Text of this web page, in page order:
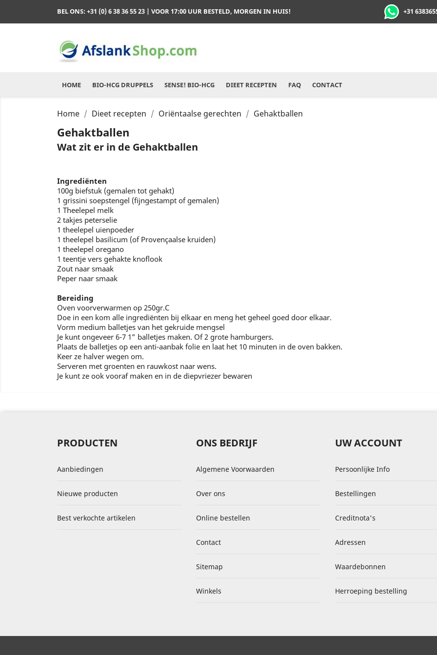
BEL ONS: +31 (0) 6 38 36 55 23 | VOOR 17:00 UUR BESTELD, MORGEN IN HUIS! +31
HOME BIO-HCG DRUPPELS SENSE! BIO-HCG DIEET RECEPTEN FAQ CONTACT
Home Dieet recepten Oriëntaalse gerechten Gehaktballen
Gehaktballen
Wat zit er in de Gehaktballen
Ingrediënten
100g biefstuk (gemalen tot gehakt)
1 grissini soepstengel (fijngestampt of gemalen)
1 Theelepel melk
2 takjes peterselie
1 theelepel uienpoeder
1 theelepel basilicum (of Provençaalse kruiden)
1 theelepel oregano
1 teentje vers gehakte knoflook
Zout naar smaak
Peper naar smaak
Bereiding
Oven voorverwarmen op 250gr.C
Doe in een kom alle ingrediënten bij elkaar en meng het geheel goed door elkaar.
Vorm medium balletjes van het gekruide mengsel
Je kunt ongeveer 6-7 1” balletjes maken. Of 2 grote hamburgers.
Plaats de balletjes op een anti-aanbak folie en laat het 10 minuten in de oven bakken.
Keer ze halver wegen om.
Serveren met groenten en rauwkost naar wens.
Je kunt ze ook vooraf maken en in de diepvriezer bewaren
PRODUCTEN
Aanbiedingen
Nieuwe producten
Best verkochte artikelen
ONS BEDRIJF
Algemene Voorwaarden
Over ons
Online bestellen
Contact
Sitemap
Winkels
UW ACCOUNT
Persoonlijke Info
Bestellingen
Creditnota's
Adressen
Waardebonnen
Herroeping bestelling